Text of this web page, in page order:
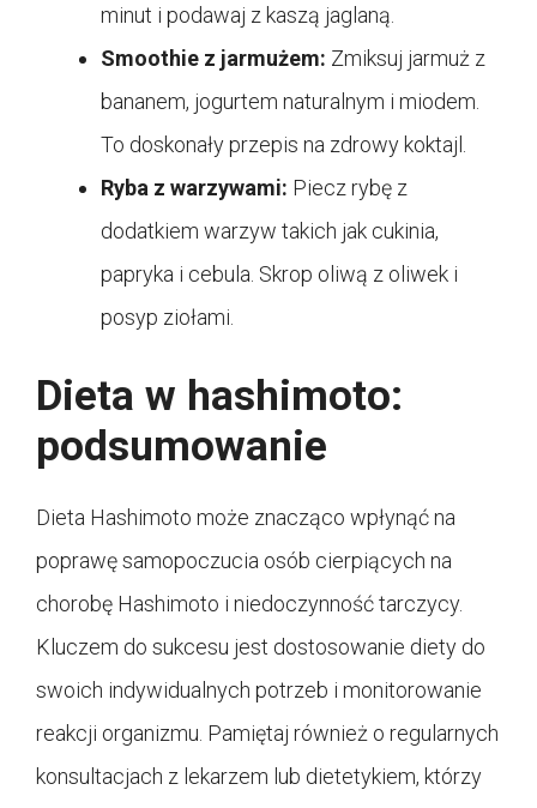
minut i podawaj z kaszą jaglaną.
Smoothie z jarmużem: Zmiksuj jarmuż z
bananem, jogurtem naturalnym i miodem.
To doskonały przepis na zdrowy koktajl.
Ryba z warzywami: Piecz rybę z
dodatkiem warzyw takich jak cukinia,
papryka i cebula. Skrop oliwą z oliwek i
posyp ziołami.
Dieta w hashimoto:
podsumowanie
Dieta Hashimoto może znacząco wpłynąć na
poprawę samopoczucia osób cierpiących na
chorobę Hashimoto i niedoczynność tarczycy.
Kluczem do sukcesu jest dostosowanie diety do
swoich indywidualnych potrzeb i monitorowanie
reakcji organizmu. Pamiętaj również o regularnych
konsultacjach z lekarzem lub dietetykiem, którzy